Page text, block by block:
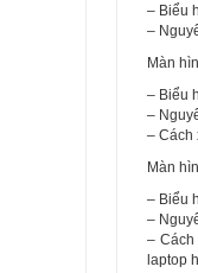
– Biểu
–
Màn
– Biểu
–
– Cách
Màn
– Biểu
–
–
laptop